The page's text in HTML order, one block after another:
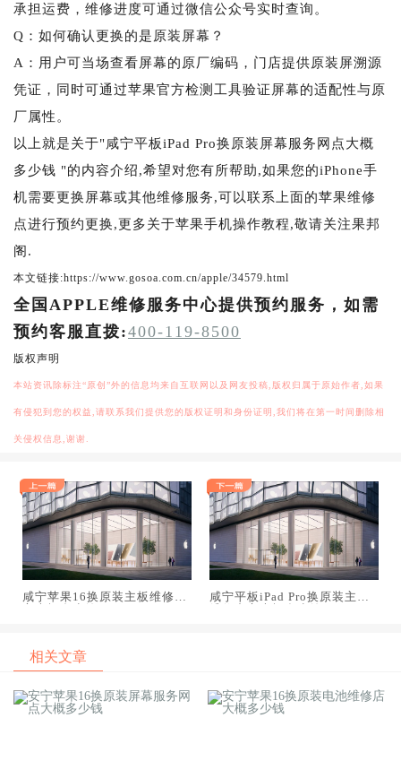
承担运费，维修进度可通过微信公众号实时查询。
Q：如何确认更换的是原装屏幕？
A：用户可当场查看屏幕的原厂编码，门店提供原装屏溯源
凭证，同时可通过苹果官方检测工具验证屏幕的适配性与原
厂属性。
以上就是关于"咸宁平板iPad Pro换原装屏幕服务网点大概
多少钱 "的内容介绍,希望对您有所帮助,如果您的iPhone手
机需要更换屏幕或其他维修服务,可以联系上面的苹果维修
点进行预约更换,更多关于苹果手机操作教程,敬请关注果邦
阁.
本文链接:https://www.gosoa.com.cn/apple/34579.html
全国APPLE维修服务中心提供预约服务，如需
预约客服直拨:400-119-8500
版权声明
本站资讯除标注“原创”外的信息均来自互联网以及网友投稿,版权归属于原始作者,如果
有侵犯到您的权益,请联系我们提供您的版权证明和身份证明,我们将在第一时间删除相
关侵权信息,谢谢.
咸宁苹果16换原装主板维修中
咸宁平板iPad Pro换原装主板
相关文章